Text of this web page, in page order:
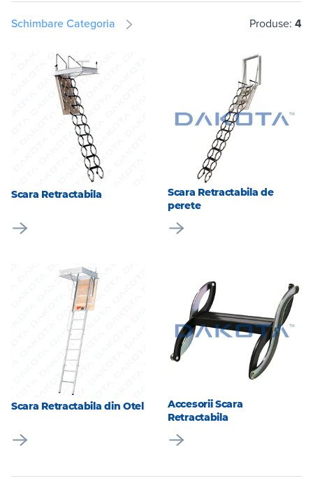
Schimbare Categoria Produse: 4
Scara Retractabila
Scara Retractabila de
perete
Scara Retractabila din Otel
Accesorii Scara
Retractabila